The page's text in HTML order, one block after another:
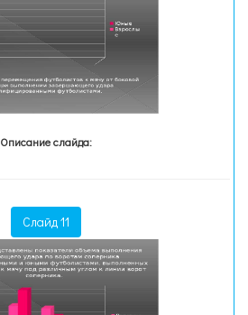
Описание слайда:
Слайд 11